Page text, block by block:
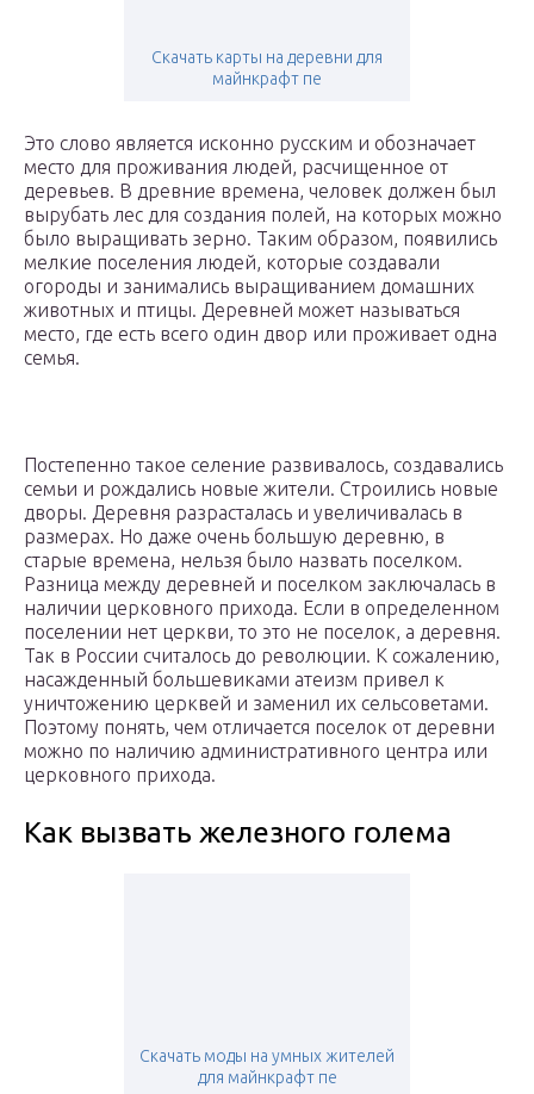
Скачать карты на деревни для
майнкрафт пе
Это слово является исконно русским и обозначает
место для проживания людей, расчищенное от
деревьев. В древние времена, человек должен был
вырубать лес для создания полей, на которых можно
было выращивать зерно. Таким образом, появились
мелкие поселения людей, которые создавали
огороды и занимались выращиванием домашних
животных и птицы. Деревней может называться
место, где есть всего один двор или проживает одна
семья.
Постепенно такое селение развивалось, создавались
семьи и рождались новые жители. Строились новые
дворы. Деревня разрасталась и увеличивалась в
размерах. Но даже очень большую деревню, в
старые времена, нельзя было назвать поселком.
Разница между деревней и поселком заключалась в
наличии церковного прихода. Если в определенном
поселении нет церкви, то это не поселок, а деревня.
Так в России считалось до революции. К сожалению,
насажденный большевиками атеизм привел к
уничтожению церквей и заменил их сельсоветами.
Поэтому понять, чем отличается поселок от деревни
можно по наличию административного центра или
церковного прихода.
Как вызвать железного голема
Скачать моды на умных жителей
для майнкрафт пе